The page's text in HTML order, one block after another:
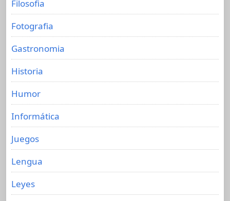
Filosofia
Fotografia
Gastronomia
Historia
Humor
Informática
Juegos
Lengua
Leyes